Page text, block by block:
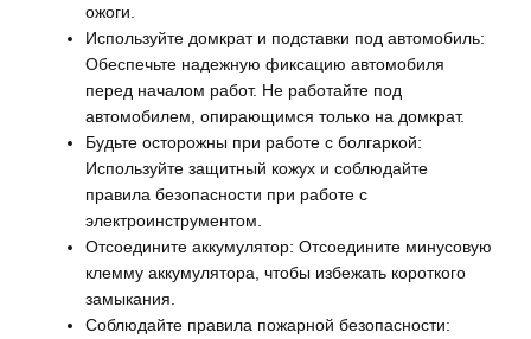
ожоги.
Используйте домкрат и подставки под автомобиль:
Обеспечьте надежную фиксацию автомобиля
перед началом работ. Не работайте под
автомобилем, опирающимся только на домкрат.
Будьте осторожны при работе с болгаркой:
Используйте защитный кожух и соблюдайте
правила безопасности при работе с
электроинструментом.
Отсоедините аккумулятор: Отсоедините минусовую
клемму аккумулятора, чтобы избежать короткого
замыкания.
Соблюдайте правила пожарной безопасности: